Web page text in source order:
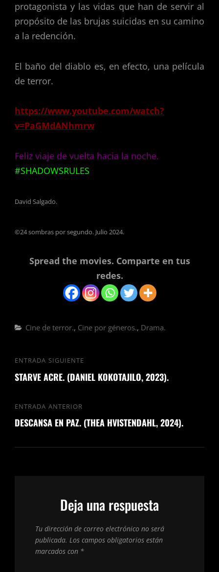
protagonista y las vidas que han de servir al
propósito de las brujas suicidas en su camino
a la redención.
El baño del diablo es, en efecto, una película
de terror.
https://www.youtube.com/watch?
v=PaGMdANhmrw
Feliz viaje de vuelta hacia la noche.
#SHADOWSRULES
David Salgado.
©24 sombras por segundo. Julio 2024.
Spread the movies. Comparte en tus
redes.
Categorías
Cine de terror., Cine por géneros., Drama.
Navegación
de
Entrada
anterior
ENTRADA ANTERIOR
DESCANSA EN PAZ. (THEA HVISTENDAHL, 2024).
Entrada
siguiente
ENTRADA SIGUIENTE
STARVE ACRE. (DANIEL KOKOTAJILO, 2023).
Deja una respuesta
Tu dirección de correo electrónico no será
publicada. Los campos obligatorios están
marcados con *